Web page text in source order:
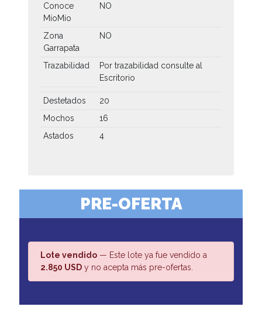
Conoce
MíoMío
NO
Zona
Garrapata
NO
Trazabilidad
Por trazabilidad consulte al
Escritorio
Destetados
20
Mochos
16
Astados
4
PRE-OFERTA
Lote vendido — Este lote ya fue vendido a
2.850 USD y no acepta más pre-ofertas.